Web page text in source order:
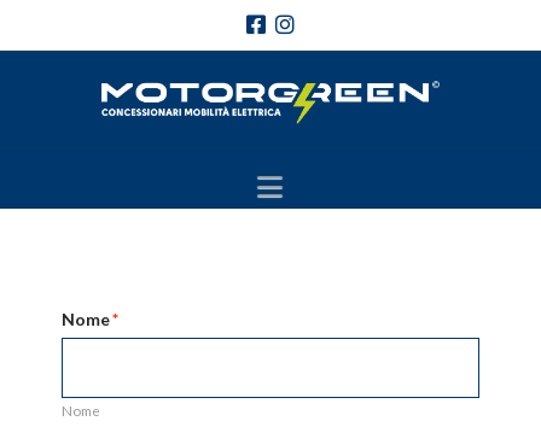
Navigation
Nome*
Nome